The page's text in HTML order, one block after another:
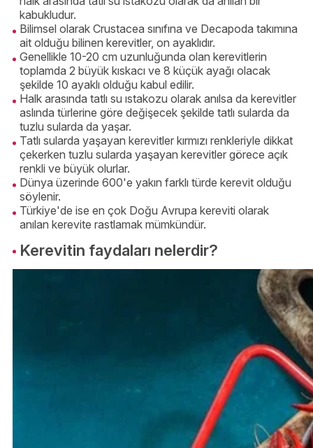
kabukludur.
Bilimsel olarak Crustacea sınıfına ve Decapoda takımına
ait olduğu bilinen kerevitler, on ayaklıdır.
Genellikle 10-20 cm uzunluğunda olan kerevitlerin
toplamda 2 büyük kıskacı ve 8 küçük ayağı olacak
şekilde 10 ayaklı olduğu kabul edilir.
Halk arasında tatlı su ıstakozu olarak anılsa da kerevitler
aslında türlerine göre değişecek şekilde tatlı sularda da
tuzlu sularda da yaşar.
Tatlı sularda yaşayan kerevitler kırmızı renkleriyle dikkat
çekerken tuzlu sularda yaşayan kerevitler görece açık
renkli ve büyük olurlar.
Dünya üzerinde 600'e yakın farklı türde kerevit olduğu
söylenir.
Türkiye'de ise en çok Doğu Avrupa kereviti olarak
anılan kerevite rastlamak mümkündür.
Kerevitin faydaları nelerdir?